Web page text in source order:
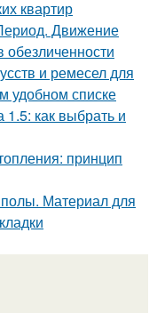
квартир
Движение
обезличенности
и ремесел для
удобном списке
1.5: как выбрать и
принцип
Материал для